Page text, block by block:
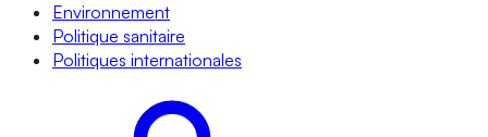
Environnement
Politique sanitaire
Politiques internationales